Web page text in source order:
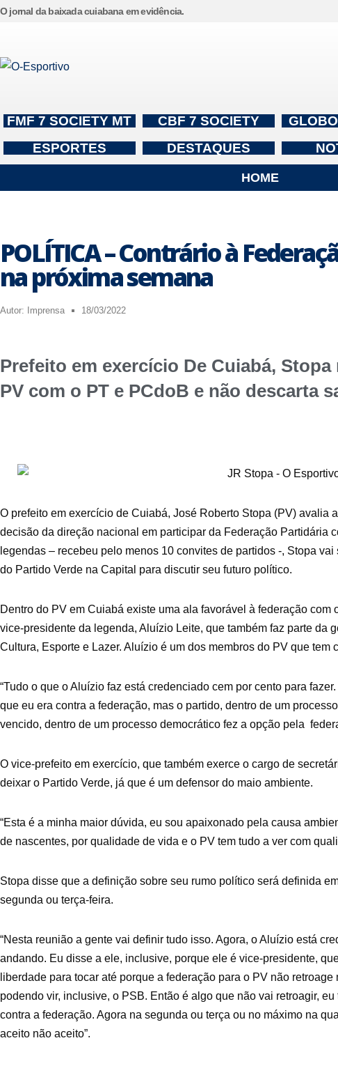
para
O jornal da baixada cuiabana em evidência.
FMF 7 SOCIETY MT CBF 7 SOCIETY
ESPORTES
DESTAQUES
HOME
POLÍTICA – Contrário à
na próxima semana
Autor: Imprensa 18/03/2022
Prefeito em exercício De Cuiabá,
PV com o PT e PCdoB e não descarta
O prefeito em exercício de Cuiabá, José Roberto Stopa (PV) avalia
decisão da direção nacional em participar da Federação Partidária
legendas – recebeu pelo menos 10 convites de partidos -, Stopa
do Partido Verde na Capital para discutir seu futuro político.
Dentro do PV em Cuiabá existe uma ala favorável à federação
vice-presidente da legenda, Aluízio Leite, que também faz parte da
Cultura, Esporte e Lazer. Aluízio é um dos membros do PV que tem
“Tudo o que o Aluízio faz está credenciado cem por cento para
que eu era contra a federação, mas o partido, dentro de um
vencido, dentro de um processo democrático fez a opção pela
O vice-prefeito em exercício, que também exerce o cargo de
deixar o Partido Verde, já que é um defensor do maio ambiente.
“Esta é a minha maior dúvida, eu sou apaixonado pela causa
de nascentes, por qualidade de vida e o PV tem tudo a ver com
Stopa disse que a definição sobre seu rumo político será definida
segunda ou terça-feira.
“Nesta reunião a gente vai definir tudo isso. Agora, o Aluízio está
andando. Eu disse a ele, inclusive, porque ele é vice-presidente,
liberdade para tocar até porque a federação para o PV não
podendo vir, inclusive, o PSB. Então é algo que não vai retroagir,
contra a federação. Agora na segunda ou terça ou no máximo na
aceito não aceito”.